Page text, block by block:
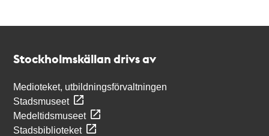
Stockholmskällan drivs av
Medioteket, utbildningsförvaltningen
Stadsmuseet
Medeltidsmuseet
Stadsbiblioteket